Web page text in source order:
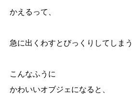
かえるって、
急に出くわすとびっくりしてしま
こんなふうに
かわいいオブジェになると、